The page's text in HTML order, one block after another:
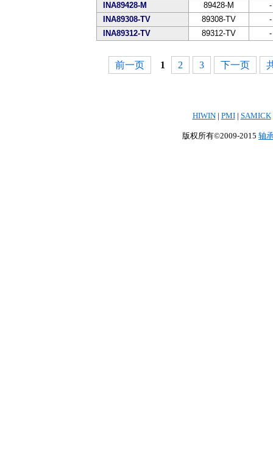
INA89428-M
89428-M
-
INA89308-TV
89308-TV
-
INA89312-TV
89312-TV -
前一页 1 2 3 下一页
HIWIN| PMI| SAMICK
版权所有©2009-2015 轴